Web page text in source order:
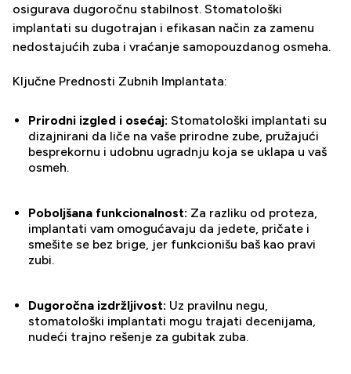
osigurava dugoročnu stabilnost. Stomatološki
implantati su dugotrajan i efikasan način za zamenu
nedostajućih zuba i vraćanje samopouzdanog osmeha.
Ključne Prednosti Zubnih Implantata:
Prirodni izgled i osećaj: Stomatološki implantati su
dizajnirani da liče na vaše prirodne zube, pružajući
besprekornu i udobnu ugradnju koja se uklapa u vaš
osmeh.
Poboljšana funkcionalnost: Za razliku od proteza,
implantati vam omogućavaju da jedete, pričate i
smešite se bez brige, jer funkcionišu baš kao pravi
zubi.
Dugoročna izdržljivost: Uz pravilnu negu,
stomatološki implantati mogu trajati decenijama,
nudeći trajno rešenje za gubitak zuba.